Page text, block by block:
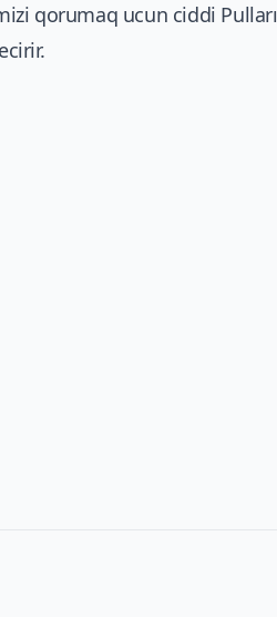
qorumaq ucun ciddi